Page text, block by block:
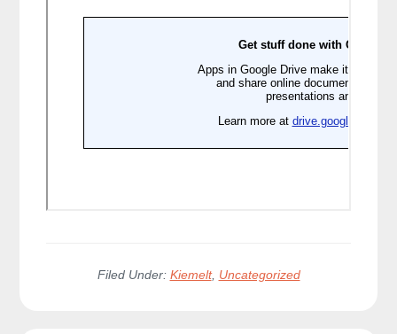
Filed Under: Kiemelt, Uncategorized